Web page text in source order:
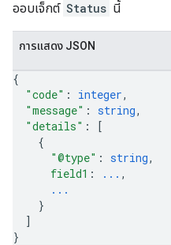
ออบเจ็กต์ Status นี้
การแสดง JSON
{
"code" : integer,
"message" : string,
"details" :
[
{
"@type" : string,
field1 : ... ,
...
}
]
}